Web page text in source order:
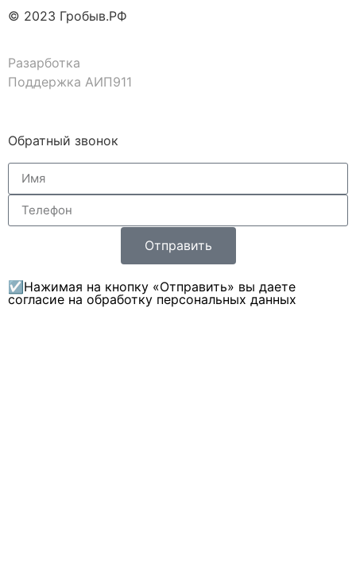
© 2023 Гробыв.РФ
Разарботка
Поддержка АИП911
Обратный звонок
Отправить
☑Нажимая на кнопку «Отправить» вы даете
согласие на обработку персональных данных